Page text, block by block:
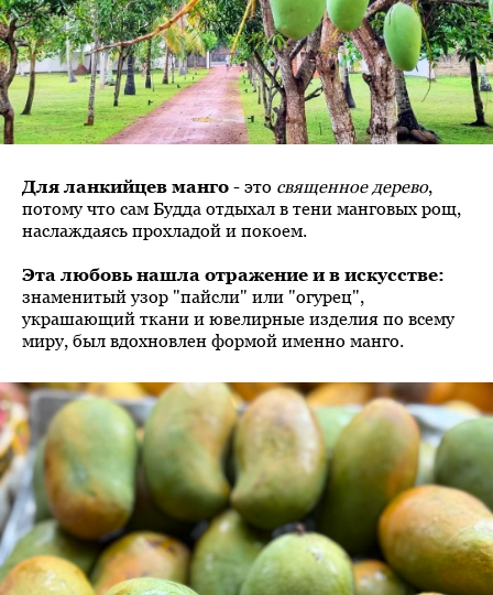
Для ланкийцев манго - это священное дерево,
потому что сам Будда отдыхал в тени манговых рощ,
наслаждаясь прохладой и покоем.
Эта любовь нашла отражение и в искусстве:
знаменитый узор "пайсли" или "огурец",
украшающий ткани и ювелирные изделия по всему
миру, был вдохновлен формой именно манго.